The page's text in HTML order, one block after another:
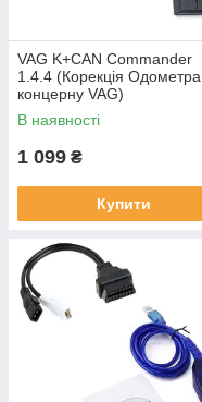
VAG K+CAN Commander
1.4.4 (Корекція Одометра
концерну VAG)
В наявності
1 099 ₴
Купити